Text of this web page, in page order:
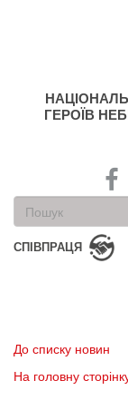
ГЕРОЇВ
Пошукова
форма
Пошук
СПІВПРАЦЯ
До списку новин
На головну